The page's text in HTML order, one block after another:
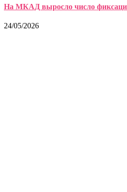
На МКАД выросло число
24/05/2026